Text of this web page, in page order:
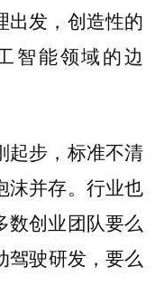
出发，创造性的
智能领域的边
起步，标准不清
沫并存。行业也
数创业团队要么
驾驶研发，要么